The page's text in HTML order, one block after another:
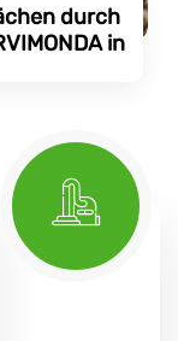
durch
in